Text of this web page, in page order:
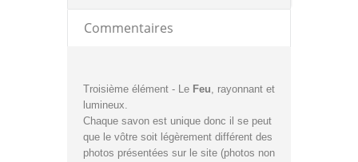
Commentaires
Troisième élément - Le Feu, rayonnant et
lumineux.
Chaque savon est unique donc il se peut
que le vôtre soit légèrement différent des
photos présentées sur le site (photos non